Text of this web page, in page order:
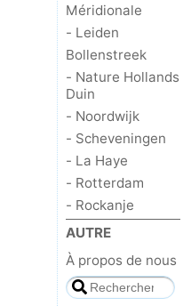
Méridionale
- Leiden
Bollenstreek
- Nature Hollands
Duin
- Noordwijk
- Scheveningen
- La Haye
- Rotterdam
- Rockanje
AUTRE
À propos de nous